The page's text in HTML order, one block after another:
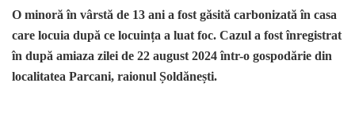
O minoră în vârstă de 13 ani a fost găsită carbonizată în casa
care locuia după ce locuința a luat foc. Cazul a fost înregistrat
în după amiaza zilei de 22 august 2024 într-o gospodărie din
localitatea Parcani, raionul Șoldănești.